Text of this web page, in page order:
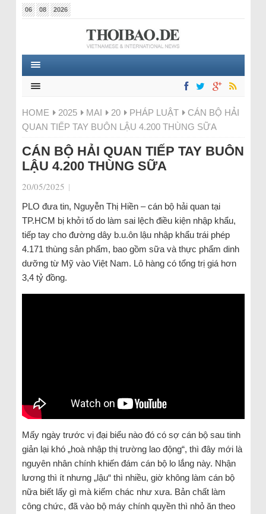
06 08 2026
HOME 2025 MAI 20 PHÁP LUẬT
CÁN BỘ HẢI
QUAN TIẾP TAY BUÔN LẬU 4.200 THÙNG SỮA
CÁN BỘ HẢI QUAN TIẾP TAY BUÔN
LẬU 4.200 THÙNG SỮA
20/05/2025 |
PLO đưa tin, Nguyễn Thị Hiền – cán bộ hải quan tại
TP.HCM bị khởi tố do làm sai lệch điều kiện nhập khẩu,
tiếp tay cho đường dây b.u.ôn lậu nhập khẩu trái phép
4.171 thùng sản phẩm, bao gồm sữa và thực phẩm dinh
dưỡng từ Mỹ vào Việt Nam. Lô hàng có tổng trị giá hơn
3,4 tỷ đồng.
Mấy ngày trước vị đại biểu nào đó có sợ cán bộ sau tinh
giản lại khó „hoà nhập thị trường lao động“, thì đây mới là
nguyên nhân chính khiến đám cán bộ lo lắng này. Nhận
lương thì ít nhưng „lậu“ thì nhiều, giờ không làm cán bộ
nữa biết lấy gì mà kiếm chác như xưa. Bản chất làm
công chức, đã vào bộ máy chính quyền thì nhỏ ăn theo